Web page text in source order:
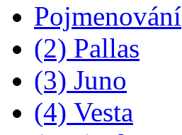
Pojmenování
(2) Pallas
(3) Juno
(4) Vesta